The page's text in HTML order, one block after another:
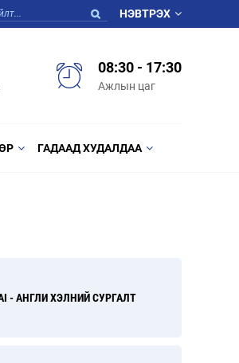
НЭВТРЭХ
08:30 - 17:30
Ажлын цаг
ГАДААД ХУДАЛДАА
- АНГЛИ ХЭЛНИЙ СУРГАЛТ